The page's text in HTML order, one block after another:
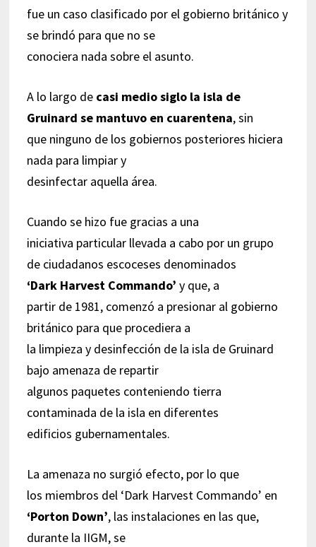
fue un caso clasificado por el gobierno británico y
se brindó para que no se
conociera nada sobre el asunto.
A lo largo de casi medio siglo la isla de
Gruinard se mantuvo en cuarentena, sin
que ninguno de los gobiernos posteriores hiciera
nada para limpiar y
desinfectar aquella área.
Cuando se hizo fue gracias a una
iniciativa particular llevada a cabo por un grupo
de ciudadanos escoceses denominados
‘Dark Harvest Commando’ y que, a
partir de 1981, comenzó a presionar al gobierno
británico para que procediera a
la limpieza y desinfección de la isla de Gruinard
bajo amenaza de repartir
algunos paquetes conteniendo tierra
contaminada de la isla en diferentes
edificios gubernamentales.
La amenaza no surgió efecto, por lo que
los miembros del ‘Dark Harvest Commando’ en
‘Porton Down’, las instalaciones en las que,
durante la IIGM, se